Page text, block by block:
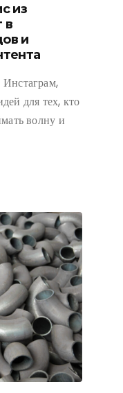
из
в
и
для тех, кто
волну и